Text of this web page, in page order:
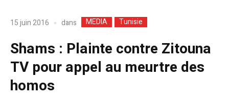
15 juin 2016 dans MEDIA Tunisie
Shams : Plainte contre Zitouna
TV pour appel au meurtre des
homos